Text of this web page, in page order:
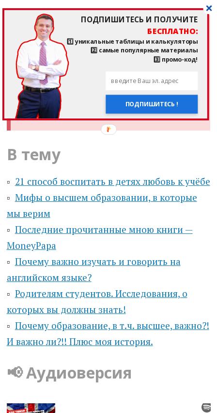
4 Обучающих Видео + Формы и
Калькуляторы
без которых невозможно
управление финансами!!! Метод "Снежного
Кома", Семейный Бюджет, Кредитный
Калькулятор и Матрица Роста Капитала - по
цене всего 990 руб. Узнайте большездесь.
В тему
▫️ 21 способ воспитать в детях любовь к учёбе
▫️ Мифы о высшем образовании, в которые
мы верим
▫️ Последние прочитанные мною книги —
MoneyPapa
▫️ Почему важно изучать и говорить на
английском языке?
▫️ Родителям студентов. Исследования, о
которых вы должны знать!
▫️ Почему образование, в т.ч. высшее, важно?!
И важно ли?!! Плюс моя история.
📢 Аудиоверсия
ПОДПИШИТЕСЬ !
ПОДПИШИТЕСЬ И ПОЛУЧИТЕ
БЕСПЛАТНО:
1️⃣ уникальные таблицы и калькуляторы
2️⃣ самые популярные материалы
3️⃣ промо-код!